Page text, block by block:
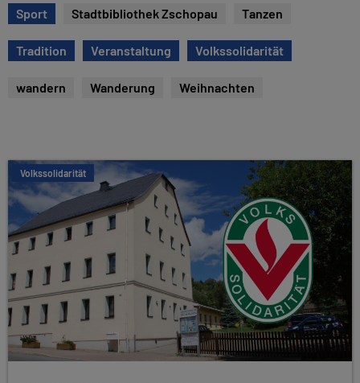
Sport Stadtbibliothek Zschopau Tanzen
Tradition Veranstaltung Volkssolidarität
wandern Wanderung Weihnachten
Volkssolidarität